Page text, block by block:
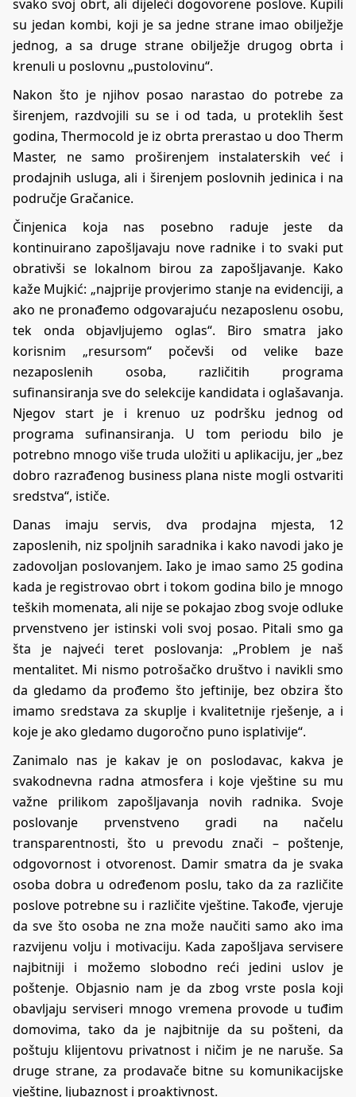
svako svoj obrt, ali dijeleći dogovorene poslove. Kupili
su jedan kombi, koji je sa jedne strane imao obilježje
jednog, a sa druge strane obilježje drugog obrta i
krenuli u poslovnu „pustolovinu“.
Nakon što je njihov posao narastao do potrebe za
širenjem, razdvojili su se i od tada, u proteklih šest
godina, Thermocold je iz obrta prerastao u doo Therm
Master, ne samo proširenjem instalaterskih već i
prodajnih usluga, ali i širenjem poslovnih jedinica i na
područje Gračanice.
Činjenica koja nas posebno raduje jeste da
kontinuirano zapošljavaju nove radnike i to svaki put
obrativši se lokalnom birou za zapošljavanje. Kako
kaže Mujkić: „najprije provjerimo stanje na evidenciji, a
ako ne pronađemo odgovarajuću nezaposlenu osobu,
tek onda objavljujemo oglas“. Biro smatra jako
korisnim „resursom“ počevši od velike baze
nezaposlenih osoba, različitih programa
sufinansiranja sve do selekcije kandidata i oglašavanja.
Njegov start je i krenuo uz podršku jednog od
programa sufinansiranja. U tom periodu bilo je
potrebno mnogo više truda uložiti u aplikaciju, jer „bez
dobro razrađenog business plana niste mogli ostvariti
sredstva“, ističe.
Danas imaju servis, dva prodajna mjesta, 12
zaposlenih, niz spoljnih saradnika i kako navodi jako je
zadovoljan poslovanjem. Iako je imao samo 25 godina
kada je registrovao obrt i tokom godina bilo je mnogo
teških momenata, ali nije se pokajao zbog svoje odluke
prvenstveno jer istinski voli svoj posao. Pitali smo ga
šta je najveći teret poslovanja: „Problem je naš
mentalitet. Mi nismo potrošačko društvo i navikli smo
da gledamo da prođemo što jeftinije, bez obzira što
imamo sredstava za skuplje i kvalitetnije rješenje, a i
koje je ako gledamo dugoročno puno isplativije“.
Zanimalo nas je kakav je on poslodavac, kakva je
svakodnevna radna atmosfera i koje vještine su mu
važne prilikom zapošljavanja novih radnika. Svoje
poslovanje prvenstveno gradi na načelu
transparentnosti, što u prevodu znači – poštenje,
odgovornost i otvorenost. Damir smatra da je svaka
osoba dobra u određenom poslu, tako da za različite
poslove potrebne su i različite vještine. Takođe, vjeruje
da sve što osoba ne zna može naučiti samo ako ima
razvijenu volju i motivaciju. Kada zapošljava servisere
najbitniji i možemo slobodno reći jedini uslov je
poštenje. Objasnio nam je da zbog vrste posla koji
obavljaju serviseri mnogo vremena provode u tuđim
domovima, tako da je najbitnije da su pošteni, da
poštuju klijentovu privatnost i ničim je ne naruše. Sa
druge strane, za prodavače bitne su komunikacijske
vještine, ljubaznost i proaktivnost.